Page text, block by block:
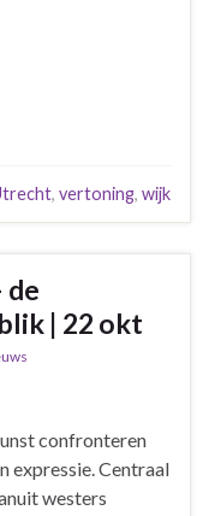
, vertoning, wijk
de
| 22 okt
confronteren
expressie. Centraal
westers